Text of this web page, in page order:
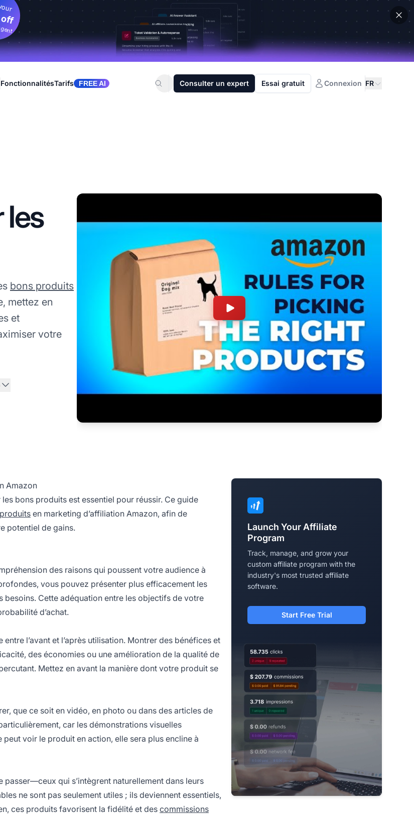
FonctionnalitésTarifs FREE AI Consulter un expert Essai gratuit Connexion FR
les
bons produits
mettez en
et
votre
Amazon
les bons produits est essentiel pour réussir. Ce guide
en marketing d’affiliation Amazon, afin de
potentiel de gains.
des raisons qui poussent votre audience à
vous pouvez présenter plus efficacement les
Cette adéquation entre les objectifs de votre
d’achat.
l’avant et l’après utilisation. Montrer des bénéfices et
des économies ou une amélioration de la qualité de
Mettez en avant la manière dont votre produit se
que ce soit en vidéo, en photo ou dans des articles de
car les démonstrations visuelles
voir le produit en action, elle sera plus encline à
qui s’intègrent naturellement dans leurs
ne sont pas seulement utiles ; ils deviennent essentiels,
ces produits favorisent la fidélité et des commissions
Launch Your Affiliate
Program
Track, manage, and grow your
custom affiliate program with the
industry's most trusted affiliate
software.
Start Free Trial